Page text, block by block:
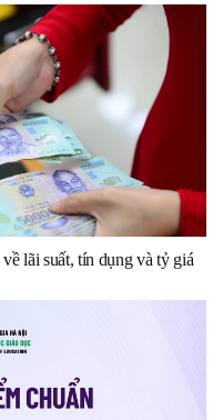
lãi suất, tín dụng và tỷ giá